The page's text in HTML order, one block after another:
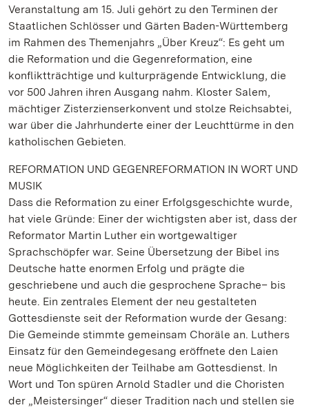
Veranstaltung am 15. Juli gehört zu den Terminen der
Staatlichen Schlösser und Gärten Baden-Württemberg
im Rahmen des Themenjahrs „Über Kreuz“: Es geht um
die Reformation und die Gegenreformation, eine
konfliktträchtige und kulturprägende Entwicklung, die
vor 500 Jahren ihren Ausgang nahm. Kloster Salem,
mächtiger Zisterzienserkonvent und stolze Reichsabtei,
war über die Jahrhunderte einer der Leuchttürme in den
katholischen Gebieten.
REFORMATION UND GEGENREFORMATION IN WORT UND
MUSIK
Dass die Reformation zu einer Erfolgsgeschichte wurde,
hat viele Gründe: Einer der wichtigsten aber ist, dass der
Reformator Martin Luther ein wortgewaltiger
Sprachschöpfer war. Seine Übersetzung der Bibel ins
Deutsche hatte enormen Erfolg und prägte die
geschriebene und auch die gesprochene Sprache– bis
heute. Ein zentrales Element der neu gestalteten
Gottesdienste seit der Reformation wurde der Gesang:
Die Gemeinde stimmte gemeinsam Choräle an. Luthers
Einsatz für den Gemeindegesang eröffnete den Laien
neue Möglichkeiten der Teilhabe am Gottesdienst. In
Wort und Ton spüren Arnold Stadler und die Choristen
der „Meistersinger“ dieser Tradition nach und stellen sie